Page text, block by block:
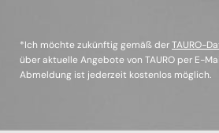
*Ich möchte zukünftig gemäß derTAURO-
über aktuelle Angebote von TAURO per E-
Abmeldung ist jederzeit kostenlos möglich.